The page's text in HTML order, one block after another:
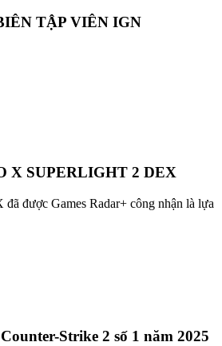
TẬP VIÊN IGN
X SUPERLIGHT 2 DEX
được Games Radar+ công nhận là lựa
Strike 2 số 1 năm 2025